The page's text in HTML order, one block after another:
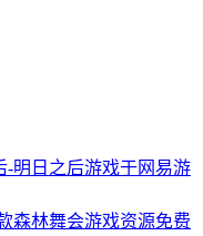
-明日之后游戏于网易游
森林舞会游戏资源免费